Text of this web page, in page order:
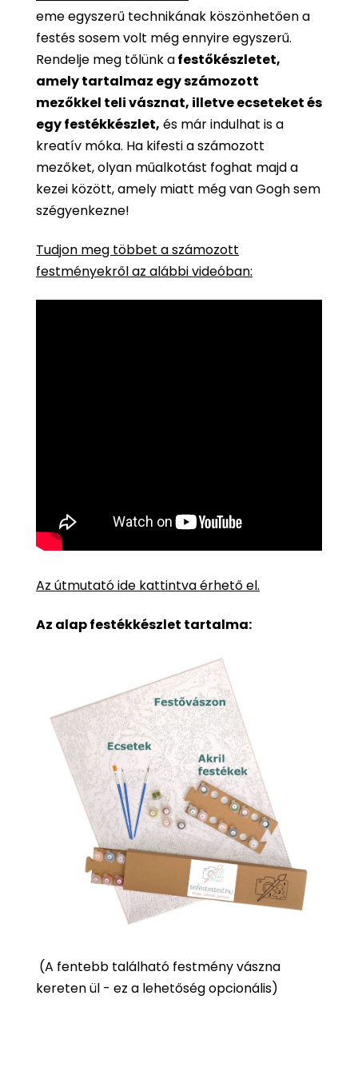
eme egyszerű technikának köszönhetően a
festés sosem volt még ennyire egyszerű.
Rendelje meg tőlünk afestőkészletet,
amely tartalmaz egy számozott
mezőkkel teli vásznat, illetve ecseteket és
egy festékkészlet, és már indulhat is a
kreatív móka. Ha kifesti a számozott
mezőket, olyan műalkotást foghat majd a
kezei között, amely miatt még van Gogh sem
szégyenkezne!
Tudjon meg többet a számozott
festményekről az alábbi videóban:
Az útmutató ide kattintva érhető el.
Az alap festékkészlet tartalma:
(A fentebb található festmény vászna
kereten ül - ez a lehetőség opcionális)